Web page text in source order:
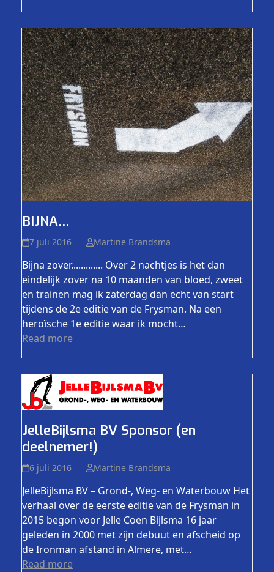
BIJNA…
7 juli 2016 Martine Brandsma
Bijna zover............. Over 2 nachtjes is het dan
eindelijk zover na 10 maanden van bloed, zweet
en trainen mag ik zaterdag dan echt van start
tijdens de 2e editie van de Frysman. Na een
heroïsche 1e editie waar ik mocht…
Read more
JelleBijlsma BV Sponsor (en
deelnemer!)
6 juli 2016 Martine Brandsma
JelleBijlsma BV – Grond-, Weg- en Waterbouw Het
verhaal over de eerste editie van de Frysman in
2015 begon voor Jelle Coen Bijlsma 16 jaar
geleden in 2000 met zijn debuut en afscheid op
de Ironman afstand in Almere, met…
Read more